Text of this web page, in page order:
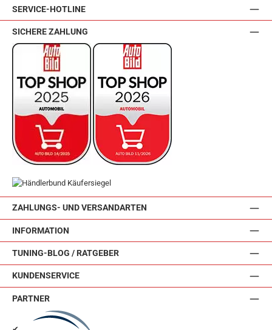
SERVICE-HOTLINE
ZAHLUNGS- UND VERSANDARTEN
INFORMATION
TUNING-BLOG / RATGEBER
KUNDENSERVICE
SICHERE ZAHLUNG
PARTNER